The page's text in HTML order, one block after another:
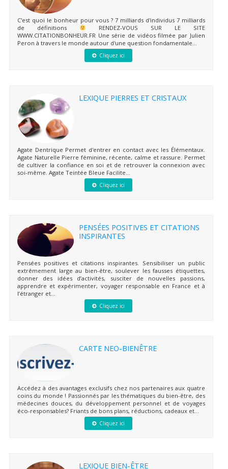
C'est quoi le bonheur pour vous ? 7 milliards d'individus 7 milliards
de définitions
RENDEZ-VOUS SUR LE SITE
WWW.CITATIONBONHEUR.FR Une série de vidéos filmée par Julien
Peron à travers le monde autour d'une question fondamentale...
Cliquez ici
LEXIQUE PIERRES ET CRISTAUX
Agate Dentrique Permet d'entrer en contact avec les Élémentaux.
Agate Naturelle Pierre féminine, récente, calme et rassure. Permet
de cultiver la confiance en soi et de retrouver la connexion avec
soi-même. Agate Teintée Bleue Facilite...
Cliquez ici
PENSÉES POSITIVES ET CITATIONS
INSPIRANTES
Pensées positives et citations inspirantes. Sensibiliser un public
extrêmement large au bien-être, soulever les fausses étiquettes,
donner des idées d’activités, susciter de nouvelles passions,
apprendre et expérimenter, voyager responsable en France et à
l’étranger et...
Cliquez ici
CARTE NEO-BIENÊTRE
Accédez à des avantages exclusifs chez nos partenaires aux quatre
coins du monde ! Passionnés par les thématiques du bien-être, des
médecines douces, du développement personnel et de voyages
éco-responsables? Friants de bons plans, réductions, cadeaux et...
Cliquez ici
LEXIQUE BIEN-ÊTRE